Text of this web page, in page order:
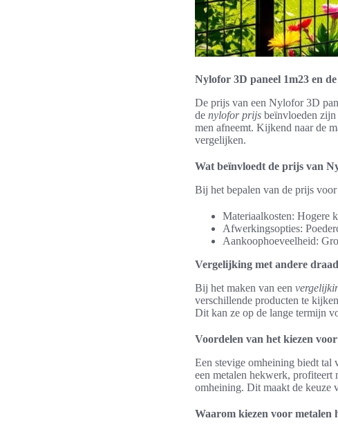
Nylofor 3D paneel 1m23 en
De prijs van een Nylofor 3D
de nylofor prijs beïnvloeden
men afneemt. Kijkend naar de
vergelijken.
Wat beïnvloedt de prijs van
Bij het bepalen van de prijs
Materiaalkosten: Hogere
Afwerkingsopties:
Aankoophoeveelheid:
Vergelijking met andere
Bij het maken van een
verschillende producten te
Dit kan ze op de lange termijn
Voordelen van het kiezen
Een stevige omheining biedt tal
een metalen hekwerk, profiteert
omheining. Dit maakt de keuze
Waarom kiezen voor metalen